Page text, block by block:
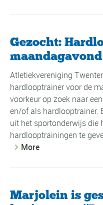
Gezocht:
Atletiekvereniging
hardlooptrainer voor de
voorkeur op zoek naar
en/of als hardlooptrainer.
uit het sportonderwijs die
hardlooptrainingen te
More
Marjolein is